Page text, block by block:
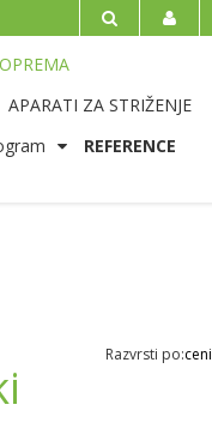
SL
APARATI ZA STRIŽENJE
REFERENCE
Razvrsti po:ceni